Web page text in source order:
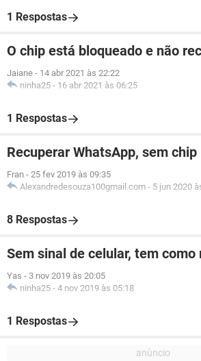
1 Respostas
O chip está bloqueado e não
Jaiane - 14 abr 2021 às 22:22
ninha25 - 16 abr 2021 às 06:25
1 Respostas
Recuperar WhatsApp, sem chip
Fran - 25 fev 2019 às 09:35
Alexandredesouza100gmail.com - 5 jun 2020
8 Respostas
Sem sinal de celular, tem como
Yas - 3 nov 2019 às 20:05
ninha25 - 4 nov 2019 às 05:18
1 Respostas